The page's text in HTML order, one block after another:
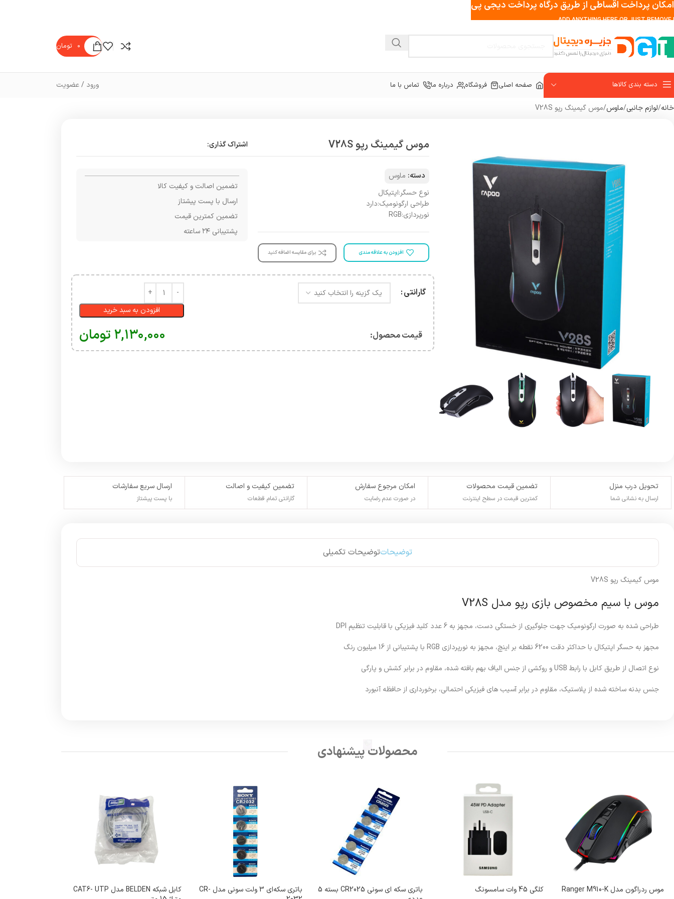
ADD ANYTHING HERE OR JUST REMOVE
۰ تومان
دسته بندی کالاها صفحه اصلی فروشگاه درباره ما تماس با ما ورود / عضویت
خانه لوازم جانبی ماوس موس گیمینگ رپو V28S
موس گیمینگ رپو V28S اشتراک گذاری:
دسته: ماوس
نوع حسگر:اپتيکال
طراحی ارگونومیک:دارد
نورپردازی:RGB
افزودن به علاقه مندی برای مقایسه اضافه کنید
تضمین اصالت و کیفیت کالا
ارسال با پست پیشتاز
تضمین کمترین قیمت
پشتیبانی ۲۴ ساعته
گارانتی
افزودن به سبد خرید
قیمت محصول:​ ۲,۱۳۰,۰۰۰ تومان
تحویل درب منزل
ارسال به نشانی شما
تضمین قیمت محصولات
کمترین قیمت در سطح اینترنت
امکان مرجوع سفارش
در صورت عدم رضایت
تضمین کیفیت و اصالت
گارانتی تمام قطعات
ارسال سریع سفارشات
با پست پیشتاز
توضیحاتتوضیحات تکمیلی
موس گیمینگ رپو V28S
موس با سیم مخصوص بازی رپو مدل V28S
طراحی شده به صورت ارگونومیک جهت جلوگیری از خستگی دست، مجهز به 6 عدد کلید فیزیکی با قابلیت تنظیم DPI
مجهز به حسگر اپتیکال با حداکثر دقت 6200 نقطه بر اینچ، مجهز به نورپردازی RGB با پشتیبانی از 16 میلیون رنگ
نوع اتصال از طریق کابل با رابط USB و روکشی از جنس الیاف بهم بافته شده، مقاوم در برابر کشش و پارگی
جنس بدنه ساخته شده از پلاستیک، مقاوم در برابر آسیب های فیزیکی احتمالی، برخورداری از حافظه آنبورد
محصولات پیشنهادی
موس ردراگون مدل Ranger M910-K
کلگی 45 وات سامسونگ
باتری سکه ای سونی CR2025 بسته 5
باتری سکه‌ای 3 ولت سونی مدل CR-
کابل شبکه BELDEN مدل CAT6- UTP
امکان پرداخت اقساطی از طریق درگاه پرداخت دیجی پی